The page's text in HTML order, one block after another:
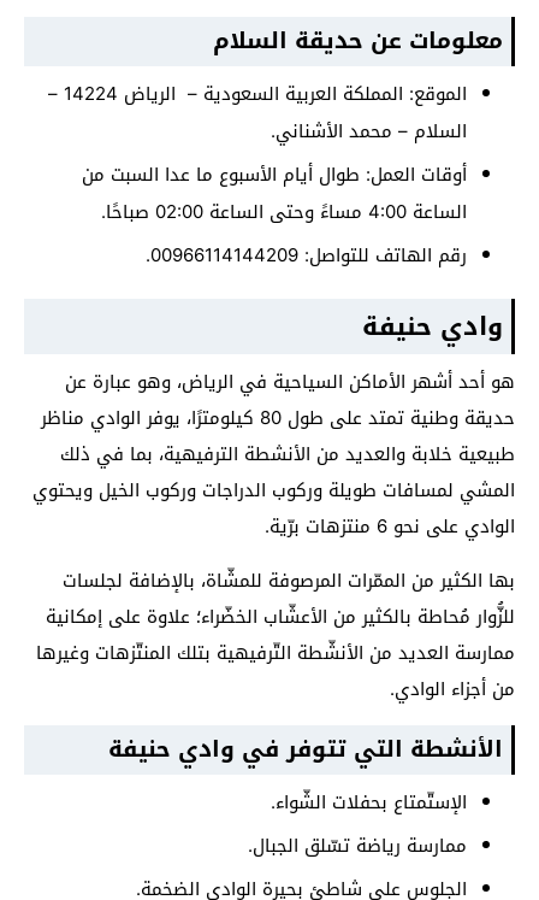
معلومات عن حديقة السلام
الموقع: المملكة العربية السعودية – الرياض 14224 –
السلام – محمد الأشناني.
أوقات العمل: طوال أيام الأسبوع ما عدا السبت من
الساعة 4:00 مساءً وحتى الساعة 02:00 صباحًا.
رقم الهاتف للتواصل: 00966114144209.
وادي حنيفة
هو أحد أشهر الأماكن السياحية في الرياض، وهو عبارة عن
حديقة وطنية تمتد على طول 80 كيلومترًا، يوفر الوادي مناظر
طبيعية خلابة والعديد من الأنشطة الترفيهية، بما في ذلك
المشي لمسافات طويلة وركوب الدراجات وركوب الخيل ويحتوي
الوادي على نحو 6 منتزهات برّية.
بها الكثير من الممّرات المرصوفة للمشّاة، بالإضافة لجلسات
للزُّوار مُحاطة بالكثير من الأعشّاب الخضّراء؛ علاوة على إمكانية
ممارسة العديد من الأنشّطة التّرفيهية بتلك المنتّزهات وغيرها
من أجزاء الوادي.
الأنشطة التي تتوفر في وادي حنيفة
الإستّمتاع بحفلات الشّواء.
ممارسة رياضة تسّلق الجبال.
الجلوس على شاطئ بحيرة الوادي الضخمة.